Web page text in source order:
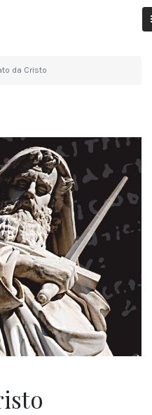
da Cristo